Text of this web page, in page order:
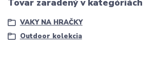
Tovar zaradený v kategóriách
VAKY NA HRAČKY
Outdoor kolekcia